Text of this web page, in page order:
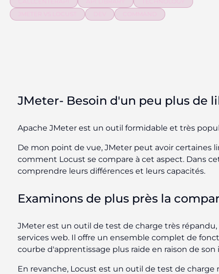
JMeter- Besoin d'un peu plus de
Apache JMeter est un outil formidable et très
De mon point de vue, JMeter peut avoir certaines
comment Locust se compare à cet aspect. Dans
comprendre leurs différences et leurs capacités.
Examinons de plus près la
JMeter est un outil de test de charge très
services web. Il offre un ensemble complet de
courbe d'apprentissage plus raide en raison de
En revanche, Locust est un outil de test de